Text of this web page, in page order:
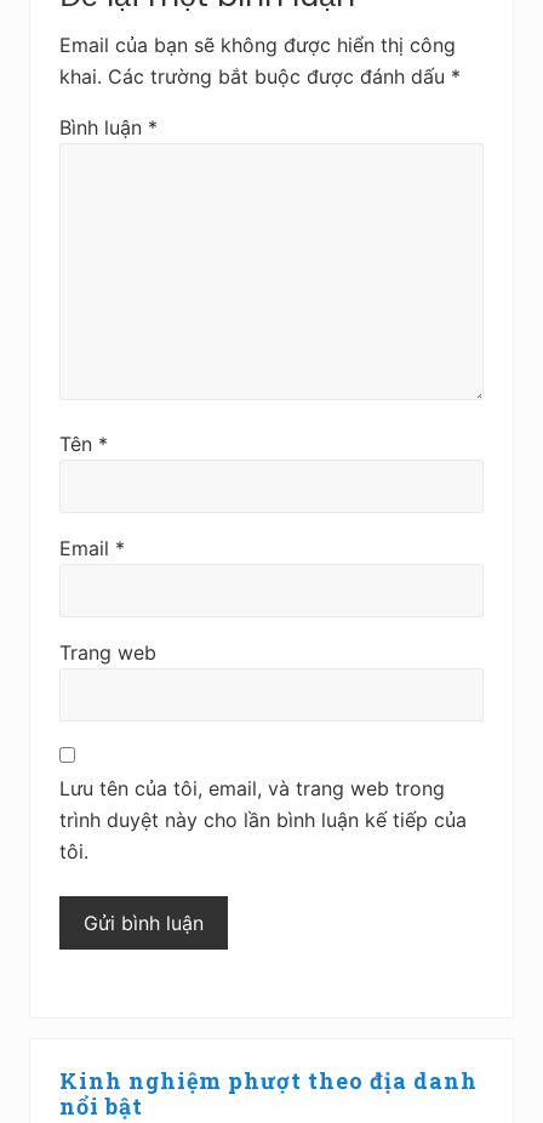
Email của bạn sẽ không được hiển thị công
khai. Các trường bắt buộc được đánh dấu *
Bình luận *
Tên *
Email *
Trang web
Lưu tên của tôi, email, và trang web trong
trình duyệt này cho lần bình luận kế tiếp của
tôi.
Kinh nghiệm phượt theo địa danh
nổi bật